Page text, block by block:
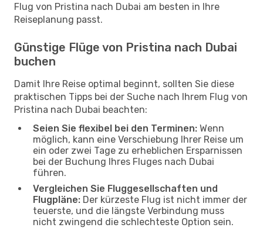
Flug von Pristina nach Dubai am besten in Ihre
Reiseplanung passt.
Günstige Flüge von Pristina nach Dubai
buchen
Damit Ihre Reise optimal beginnt, sollten Sie diese
praktischen Tipps bei der Suche nach Ihrem Flug von
Pristina nach Dubai beachten:
Seien Sie flexibel bei den Terminen: Wenn
möglich, kann eine Verschiebung Ihrer Reise um
ein oder zwei Tage zu erheblichen Ersparnissen
bei der Buchung Ihres Fluges nach Dubai
führen.
Vergleichen Sie Fluggesellschaften und
Flugpläne: Der kürzeste Flug ist nicht immer der
teuerste, und die längste Verbindung muss
nicht zwingend die schlechteste Option sein.